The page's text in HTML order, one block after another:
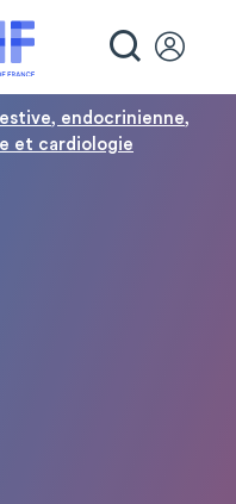
endocrinienne,
et cardiologie